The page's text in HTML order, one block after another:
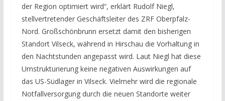
der Region optimiert wird“, erklärt Rudolf Niegl,
stellvertretender Geschäftsleiter des ZRF Oberpfalz-
Nord. Großschönbrunn ersetzt damit den bisherigen
Standort Vilseck, während in Hirschau die Vorhaltung in
den Nachtstunden angepasst wird. Laut Niegl hat diese
Umstrukturierung keine negativen Auswirkungen auf
das US-Südlager in Vilseck. Vielmehr wird die regionale
Notfallversorgung durch die neuen Standorte weiter